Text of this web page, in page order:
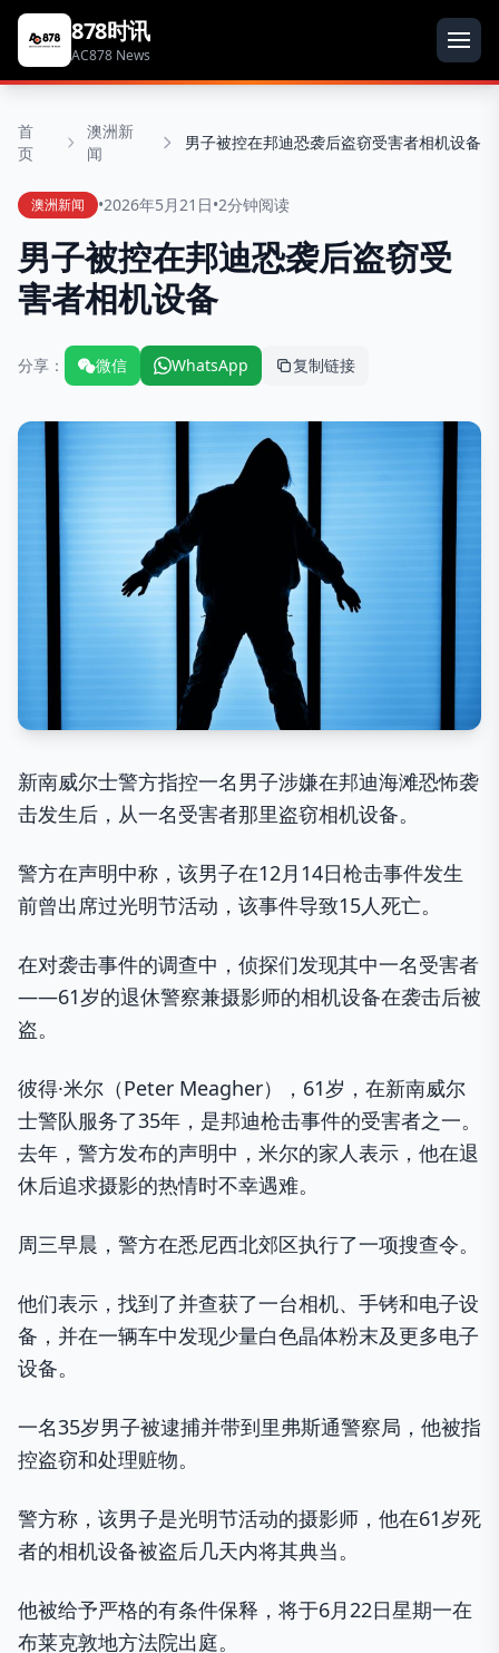
878时讯
AC878 News
首
页
澳洲新
闻
男子被控在邦迪恐袭后盗窃受害者相机设备
澳洲新闻 •2026年5月21日•2分钟阅读
男子被控在邦迪恐袭后盗窃受
害者相机设备
分享： 微信 WhatsApp 复制链接
新南威尔士警方指控一名男子涉嫌在邦迪海滩恐怖袭
击发生后，从一名受害者那里盗窃相机设备。
警方在声明中称，该男子在12月14日枪击事件发生
前曾出席过光明节活动，该事件导致15人死亡。
在对袭击事件的调查中，侦探们发现其中一名受害者
——61岁的退休警察兼摄影师的相机设备在袭击后被
盗。
彼得·米尔（Peter Meagher），61岁，在新南威尔
士警队服务了35年，是邦迪枪击事件的受害者之一。
去年，警方发布的声明中，米尔的家人表示，他在退
休后追求摄影的热情时不幸遇难。
周三早晨，警方在悉尼西北郊区执行了一项搜查令。
他们表示，找到了并查获了一台相机、手铐和电子设
备，并在一辆车中发现少量白色晶体粉末及更多电子
设备。
一名35岁男子被逮捕并带到里弗斯通警察局，他被指
控盗窃和处理赃物。
警方称，该男子是光明节活动的摄影师，他在61岁死
者的相机设备被盗后几天内将其典当。
他被给予严格的有条件保释，将于6月22日星期一在
布莱克敦地方法院出庭。